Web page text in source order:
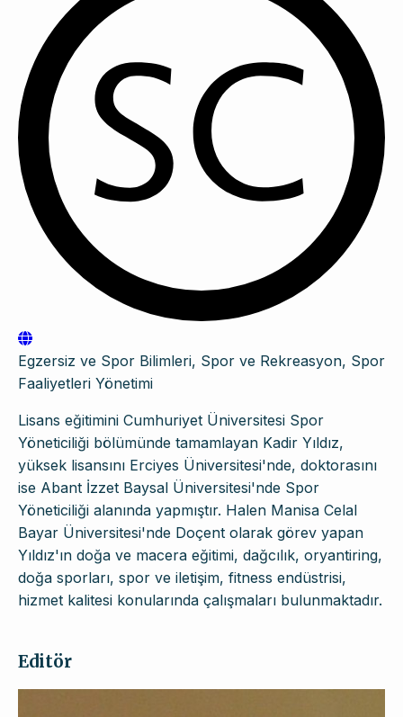
Egzersiz ve Spor Bilimleri, Spor ve Rekreasyon, Spor
Faaliyetleri Yönetimi
Lisans eğitimini Cumhuriyet Üniversitesi Spor
Yöneticiliği bölümünde tamamlayan Kadir Yıldız,
yüksek lisansını Erciyes Üniversitesi'nde, doktorasını
ise Abant İzzet Baysal Üniversitesi'nde Spor
Yöneticiliği alanında yapmıştır. Halen Manisa Celal
Bayar Üniversitesi'nde Doçent olarak görev yapan
Yıldız'ın doğa ve macera eğitimi, dağcılık, oryantiring,
doğa sporları, spor ve iletişim, fitness endüstrisi,
hizmet kalitesi konularında çalışmaları bulunmaktadır.
Editör